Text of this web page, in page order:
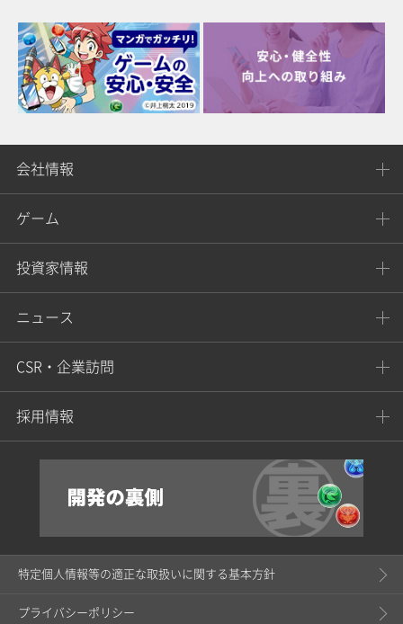
会社情報
ゲーム
投資家情報
ニュース
CSR・企業訪問
採用情報
特定個人情報等の適正な取扱いに関する基本方針
プライバシーポリシー